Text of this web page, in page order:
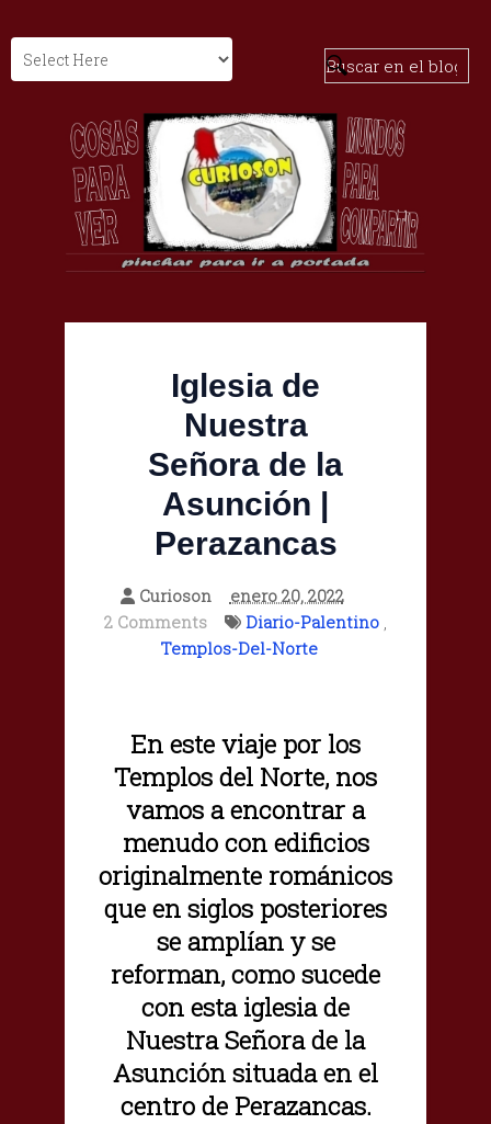
Iglesia de
Nuestra
Señora de la
Asunción |
Perazancas
Curioson
enero 20, 2022
2 Comments
Diario-Palentino ,
Templos-Del-Norte
En este viaje por los
Templos del Norte, nos
vamos a encontrar a
menudo con edificios
originalmente románicos
que en siglos posteriores
se amplían y se
reforman, como sucede
con esta iglesia de
Nuestra Señora de la
Asunción situada en el
centro de Perazancas.